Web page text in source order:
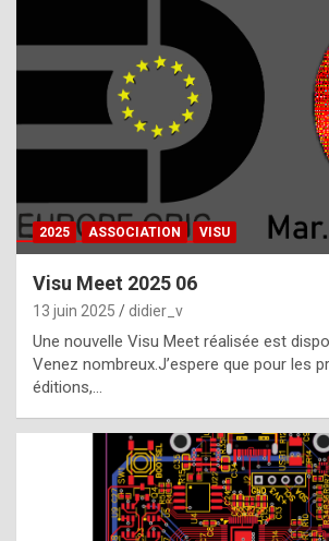
h
a
t
t
e
b
e
s
2025 ASSOCIATION VISU
Visu Meet 2025 06
13 juin 2025 didier_v
Une nouvelle Visu Meet réalisée est
Venez nombreux.J’espere que pour les
éditions,…